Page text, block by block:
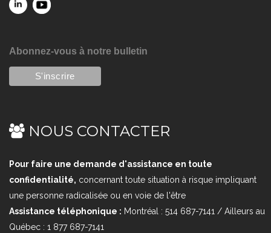
Abonnez-vous à notre bulletin
NOUS CONTACTER
Pour faire une demande d'assistance en toute
confidentialité, concernant toute situation à risque impliquant
une personne radicalisée ou en voie de l'être
Assistance téléphonique : Montréal : 514 687-7141 / Ailleurs au
Québec : 1 877 687-7141